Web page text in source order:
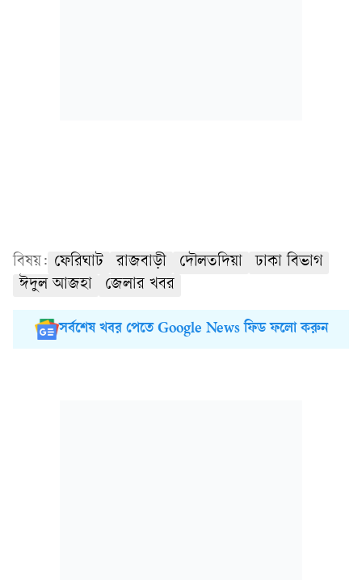
বিষয়: ফেরিঘাট রাজবাড়ী দৌলতদিয়া
ঢাকা বিভাগ
ঈদুল আজহা
জেলার খবর
সর্বশেষ খবর পেতে Google News ফিড ফলো করুন